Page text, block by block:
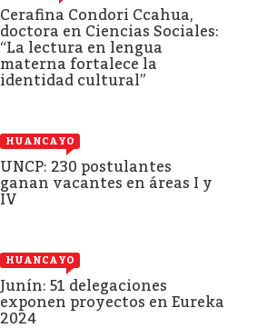
Cerafina Condori Ccahua,
doctora en Ciencias Sociales:
“La lectura en lengua
materna fortalece la
identidad cultural”
HUANCAYO
UNCP: 230 postulantes
ganan vacantes en áreas I y
IV
HUANCAYO
Junín: 51 delegaciones
exponen proyectos en Eureka
2024